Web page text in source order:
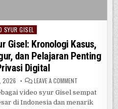
SYUR GISEL
Gisel: Kronologi Kasus,
dan Pelajaran Penting
Digital
2026 LEAVE A COMMENTON
VIDEO
SYUR
GISEL:
video syur Gisel sempat
di Indonesia dan menarik